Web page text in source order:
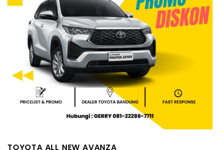
TOYOTA ALL NEW AVANZA